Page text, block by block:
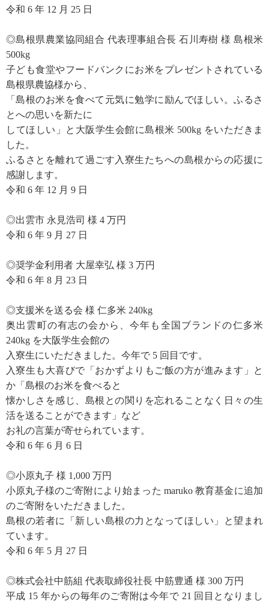
令和 6 年 12 月 25 日
◎島根県農業協同組合 代表理事組合長 石川寿樹 様 島根米
500kg
子ども食堂やフードバンクにお米をプレゼントされている
島根県農協様から、
「島根のお米を食べて元気に勉学に励んでほしい。ふるさ
とへの思いを新たに
してほしい」と大阪学生会館に島根米 500kg をいただきま
した。
ふるさとを離れて過ごす入寮生たちへの島根からの応援に
感謝します。
令和 6 年 12 月 9 日
◎出雲市 永見浩司 様 4 万円
令和 6 年 9 月 27 日
◎奨学金利用者 大屋幸弘 様 3 万円
令和 6 年 8 月 23 日
◎支援米を送る会 様 仁多米 240kg
奥出雲町の有志の会から、今年も全国ブランドの仁多米
240kg を大阪学生会館の
入寮生にいただきました。今年で 5 回目です。
入寮生も大喜びで「おかずよりもご飯の方が進みます」と
か「島根のお米を食べると
懐かしさを感じ、島根との関りを忘れることなく日々の生
活を送ることができます」など
お礼の言葉が寄せられています。
令和 6 年 6 月 6 日
◎小原丸子 様 1,000 万円
小原丸子様のご寄附により始まった maruko 教育基金に追加
のご寄附をいただきました。
島根の若者に「新しい島根の力となってほしい」と望まれ
ています。
令和 6 年 5 月 27 日
◎株式会社中筋組 代表取締役社長 中筋豊通 様 300 万円
平成 15 年からの毎年のご寄附は今年で 21 回目となりまし